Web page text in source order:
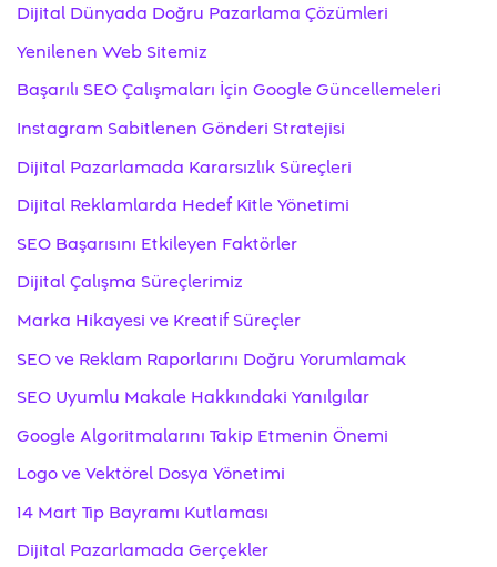
Dijital Dünyada Doğru Pazarlama Çözümleri
Yenilenen Web Sitemiz
Başarılı SEO Çalışmaları İçin Google Güncellemeleri
Instagram Sabitlenen Gönderi Stratejisi
Dijital Pazarlamada Kararsızlık Süreçleri
Dijital Reklamlarda Hedef Kitle Yönetimi
SEO Başarısını Etkileyen Faktörler
Dijital Çalışma Süreçlerimiz
Marka Hikayesi ve Kreatif Süreçler
SEO ve Reklam Raporlarını Doğru Yorumlamak
SEO Uyumlu Makale Hakkındaki Yanılgılar
Google Algoritmalarını Takip Etmenin Önemi
Logo ve Vektörel Dosya Yönetimi
14 Mart Tıp Bayramı Kutlaması
Dijital Pazarlamada Gerçekler